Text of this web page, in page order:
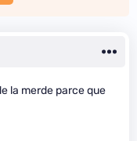
la merde parce que